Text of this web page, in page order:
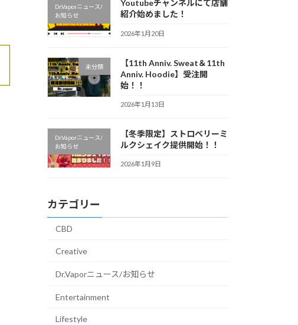
Dr.Vaporニュース/
お知らせ
Youtubeチャンネルにて店舗
紹介始めました！
2026年1月20日
未分類
【11th Anniv. Sweat＆11th
Anniv. Hoodie】受注開
始！！
2026年1月13日
Dr.Vaporニュース/
お知らせ
【冬季限定】ストロベリーミ
ルクシェイク提供開始！！
2026年1月9日
カテゴリー
CBD
Creative
Dr.Vaporニュース/お知らせ
Entertainment
Lifestyle